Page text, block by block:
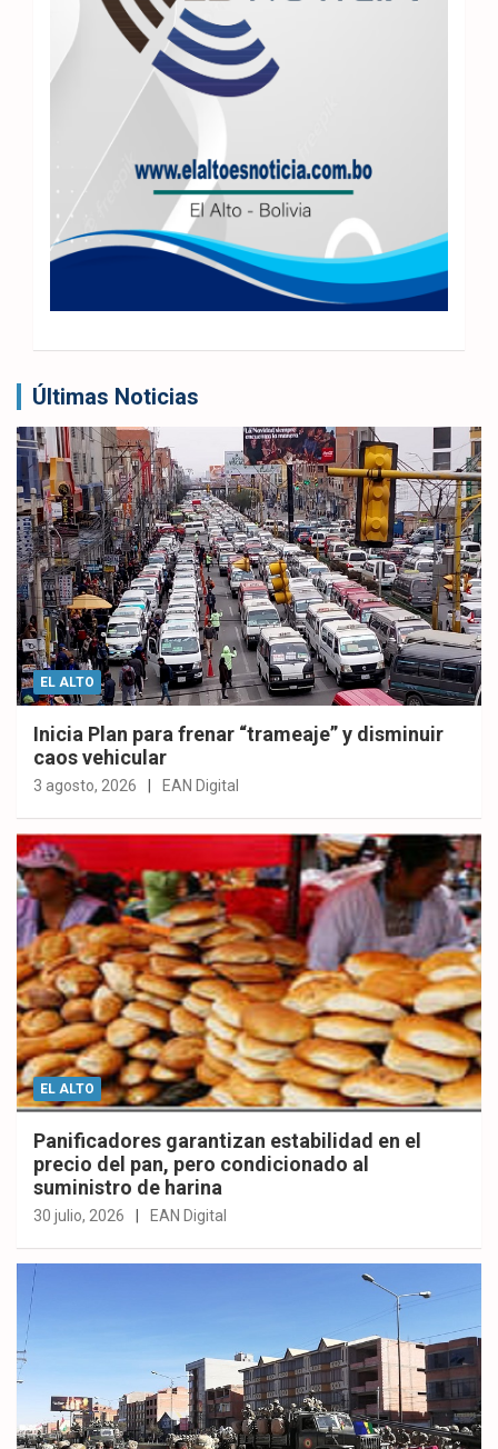
Últimas Noticias
EL ALTO
Inicia Plan para frenar “trameaje” y disminuir
caos vehicular
3 agosto, 2026 EAN Digital
EL ALTO
Panificadores garantizan estabilidad en el
precio del pan, pero condicionado al
suministro de harina
30 julio, 2026 EAN Digital